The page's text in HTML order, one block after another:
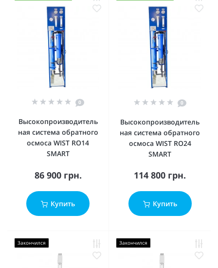
0
Высокопроизводитель
ная система обратного
осмоса WIST RO14
SMART
86 900 грн.
Купить
0
Высокопроизводитель
ная система обратного
осмоса WIST RO24
SMART
114 800 грн.
Купить
Закончился Закончился